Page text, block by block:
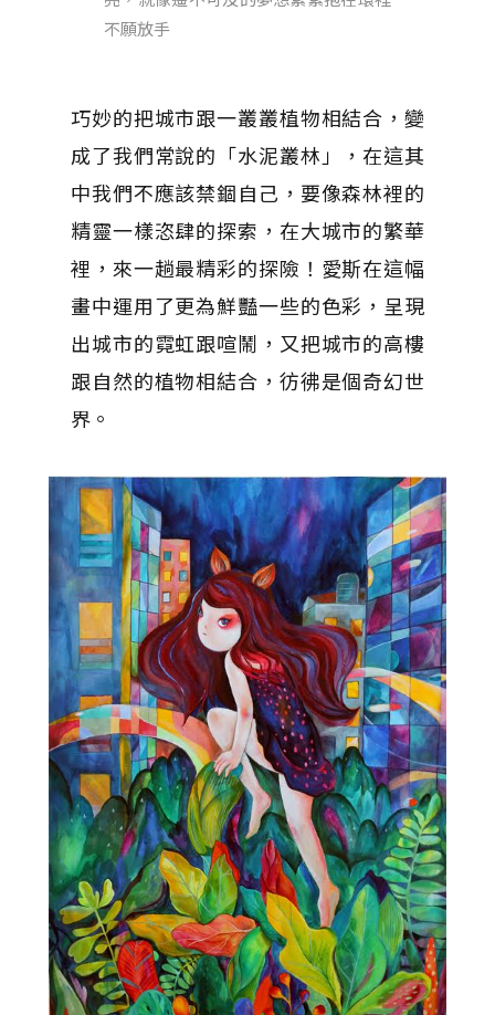
不願放手
巧妙的把城市跟一叢叢植物相結合，變
成了我們常說的「水泥叢林」，在這其
中我們不應該禁錮自己，要像森林裡的
精靈一樣恣肆的探索，在大城市的繁華
裡，來一趟最精彩的探險！愛斯在這幅
畫中運用了更為鮮豔一些的色彩，呈現
出城市的霓虹跟喧鬧，又把城市的高樓
跟自然的植物相結合，彷彿是個奇幻世
界。